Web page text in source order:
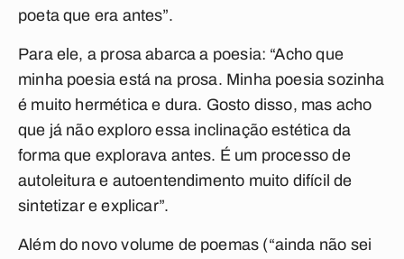
poeta que era antes”.
Para ele, a prosa abarca a poesia: “Acho que
minha poesia está na prosa. Minha poesia sozinha
é muito hermética e dura. Gosto disso, mas acho
que já não exploro essa inclinação estética da
forma que explorava antes. É um processo de
autoleitura e autoentendimento muito difícil de
sintetizar e explicar”.
Além do novo volume de poemas (“ainda não sei